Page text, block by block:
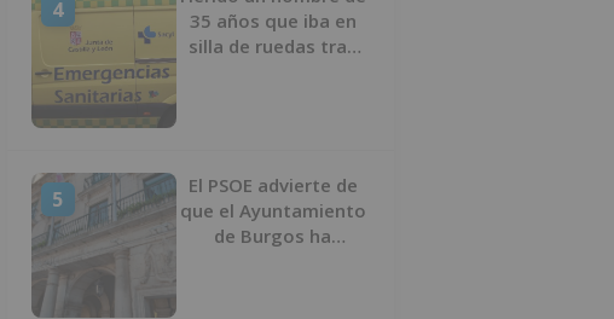
4
35 años que iba en
silla de ruedas tras
5
El PSOE advierte de
que el Ayuntamiento
de Burgos ha